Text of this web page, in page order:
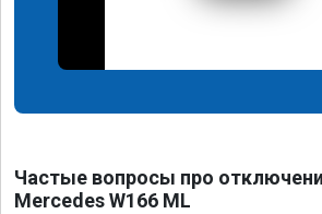
Частые вопросы про
Mercedes W166 ML